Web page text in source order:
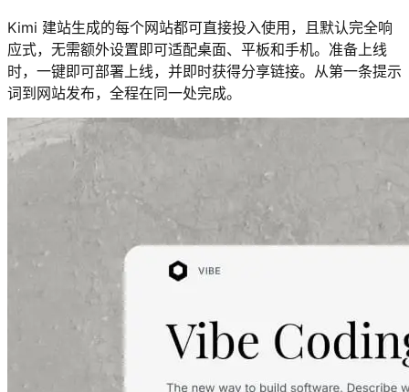
Kimi 建站生成的每个网站都可直接投入使用，且默认完全响
应式，无需额外设置即可适配桌面、平板和手机。准备上线
时，一键即可部署上线，并即时获得分享链接。从第一条提示
词到网站发布，全程在同一处完成。